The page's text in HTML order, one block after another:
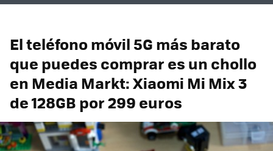
El teléfono móvil 5G más barato
que puedes comprar es un chollo
en Media Markt: Xiaomi Mi Mix 3
de 128GB por 299 euros